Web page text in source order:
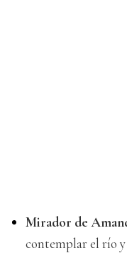
Mirador de
contemplar el río